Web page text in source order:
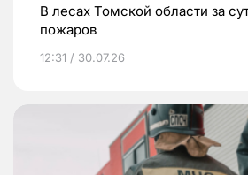
В лесах Томской области за
пожаров
12:31 / 30.07.26